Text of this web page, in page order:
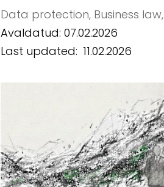
Data protection, Business law,
Avaldatud: 07.02.2026
Last updated: 11.02.2026